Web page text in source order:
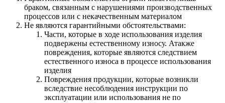
браком, связанным с нарушениями производственных
процессов или с некачественным материалом
Не являются гарантийными обстоятельствами:
Части, которые в ходе использования изделия
подвержены естественному износу. Атакже
повреждения, которые являются следствием
естественного износа в процессе использования
изделия
Повреждения продукции, которые возникли
вследствие несоблюдения инструкции по
эксплуатации или использования не по